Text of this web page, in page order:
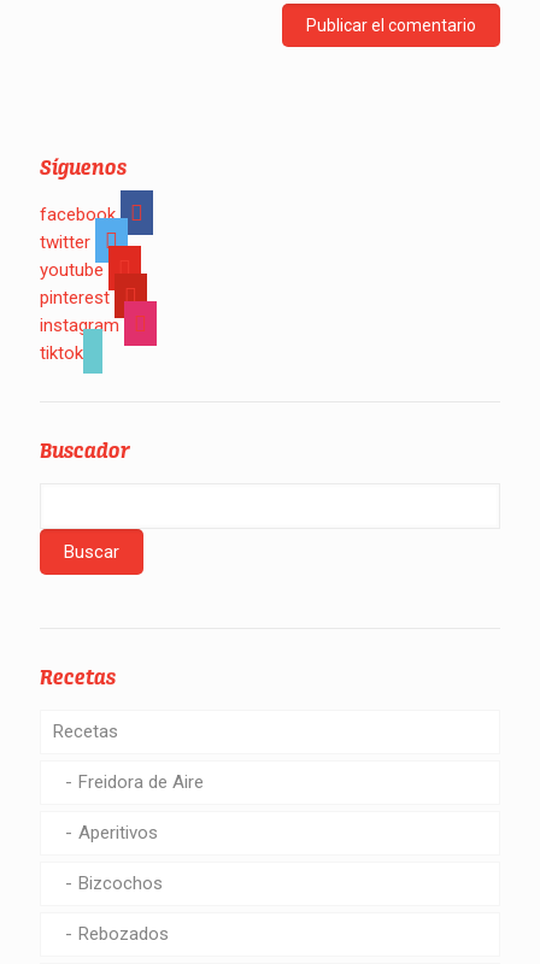
Síguenos
facebook
twitter
youtube
pinterest
instagram
tiktok
Buscador
Recetas
Recetas
Freidora de Aire
Aperitivos
Bizcochos
Rebozados